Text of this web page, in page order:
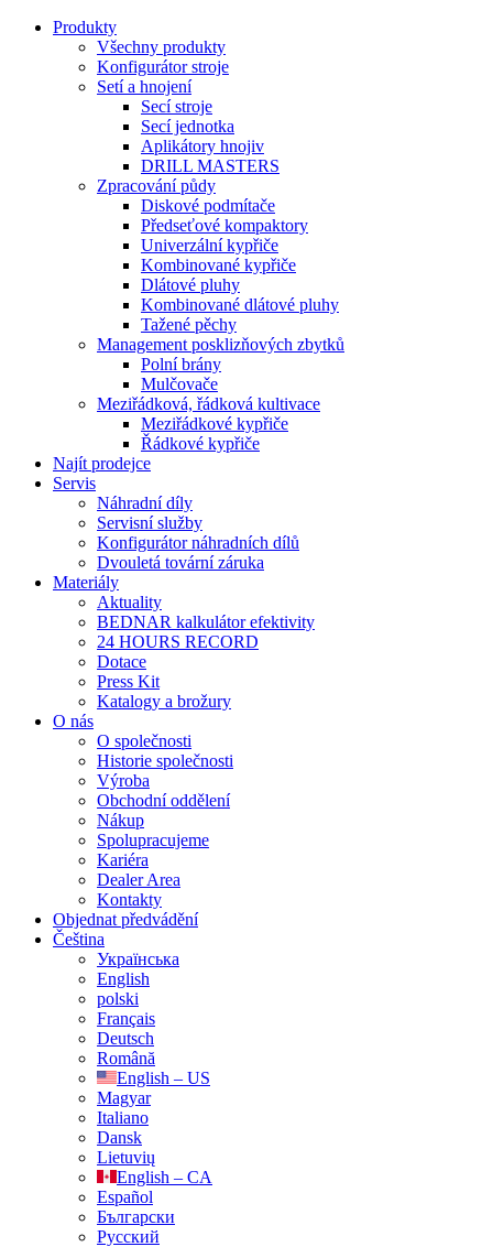
Produkty
Všechny produkty
Konfigurátor stroje
Setí a hnojení
Secí stroje
Secí jednotka
Aplikátory hnojiv
DRILL MASTERS
Zpracování půdy
Diskové podmítače
Předseťové kompaktory
Univerzální kypřiče
Kombinované kypřiče
Dlátové pluhy
Kombinované dlátové pluhy
Tažené pěchy
Management posklizňových zbytků
Polní brány
Mulčovače
Meziřádková, řádková kultivace
Meziřádkové kypřiče
Řádkové kypřiče
Najít prodejce
Servis
Náhradní díly
Servisní služby
Konfigurátor náhradních dílů
Dvouletá tovární záruka
Materiály
Aktuality
BEDNAR kalkulátor efektivity
24 HOURS RECORD
Dotace
Press Kit
Katalogy a brožury
O nás
O společnosti
Historie společnosti
Výroba
Obchodní oddělení
Nákup
Spolupracujeme
Kariéra
Dealer Area
Kontakty
Objednat předvádění
Čeština
Українська
English
polski
Français
Deutsch
Română
English – US
Magyar
Italiano
Dansk
Lietuvių
English – CA
Español
Български
Русский